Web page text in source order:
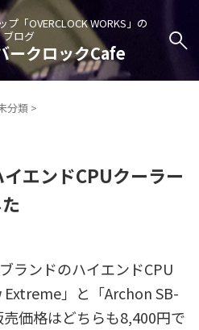
「OVERCLOCK WORKS」の
ブログ
ークロックCafe
分類 >
エンドCPUクーラー
ンドのハイエンドCPU
」と「Archon SB-
価格はどちらも8,400円で